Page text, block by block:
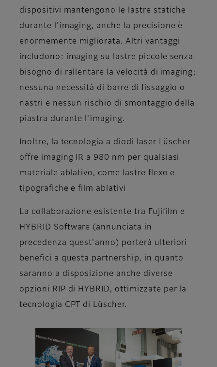
dispositivi mantengono le lastre statiche
durante l'imaging, anche la precisione è
enormemente migliorata. Altri vantaggi
includono: imaging su lastre piccole senza
bisogno di rallentare la velocità di imaging;
nessuna necessità di barre di fissaggio o
nastri e nessun rischio di smontaggio della
piastra durante l'imaging.
Inoltre, la tecnologia a diodi laser Lüscher
offre imaging IR a 980 nm per qualsiasi
materiale ablativo, come lastre flexo e
tipografiche e film ablativi
La collaborazione esistente tra Fujifilm e
HYBRID Software (annunciata in
precedenza quest'anno) porterà ulteriori
benefici a questa partnership, in quanto
saranno a disposizione anche diverse
opzioni RIP di HYBRID, ottimizzate per la
tecnologia CPT di Lüscher.